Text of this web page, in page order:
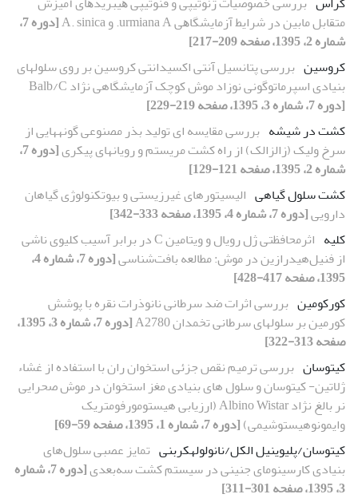
ﻣﺘﻘﺎﺑﻞ ﻣﺎﺑﯿﻦ در ﺷﺮاﯾﻂ آزﻣﺎﯾﺸﮕﺎﻫﯽ urmiana A. و A. sinica
[دوره 7،
شماره 2، 1395، صفحه 209-217]
کروسین بررسی پتانسیل آنتی اکسیدانتی کروسین بر روی سلول‏های
بنیادی اسپرماتوگونی نوزاد موش کوچک آزمایشگاهی نژاد Balb/C
[دوره 7، شماره 3، 1395، صفحه 219-229]
کشت در شیشه بررسی مقایسه ای تولید بذر مصنوعی گونه‏هایی از
سرخ ولیک (زالزالک) از راه کشت مریستم و رویان‏های پیکری
[دوره 7،
شماره 2، 1395، صفحه 121-129]
کشت سلول گیاهی الیسیتورهای غیرزیستی و بیوتکنولوژی گیاهان
دارویی[دوره 7، شماره 4، 1395، صفحه 333-342]
کلیه
اثرمحافظتی ژل رویال و ویتامین C در برابر آسیب کلیوی ناشی
از فنیل‌هیدرازین در موش: مطالعه بافت‌شناسی
[دوره 7، شماره 4،
1395، صفحه 417-428]
کورکومین بررسی اثرات ضد سرطانی نانوذرات نقره با پوشش
کورمین بر سلول‏های سرطانی تخمدان A2780
[دوره 7، شماره 3، 1395،
صفحه 313-322]
کیتوسان بررسی ترمیم نقص جزئی استخوان ران با استفاده از غشاء
ژلاتین- کیتوسان و سلول های بنیادی مغز استخوان در موش صحرایی
نر بالغ نژاد Albino Wistar (ارزیابی هیستومورفومتریک
وایمونوهیستوشیمی)[دوره 7، شماره 1، 1395، صفحه 59-69]
کیتوسان/پلی­وینیل ­الکل/نانولوله­کربنی تمایز عصبی سلول‌های
بنیادی کارسینومای جنینی در سیستم کشت سه‌بعدی
[دوره 7، شماره
3، 1395، صفحه 301-311]